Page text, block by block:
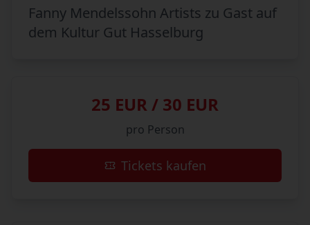
Fanny Mendelssohn Artists zu Gast auf
dem Kultur Gut Hasselburg
25 EUR / 30 EUR
pro Person
Tickets kaufen